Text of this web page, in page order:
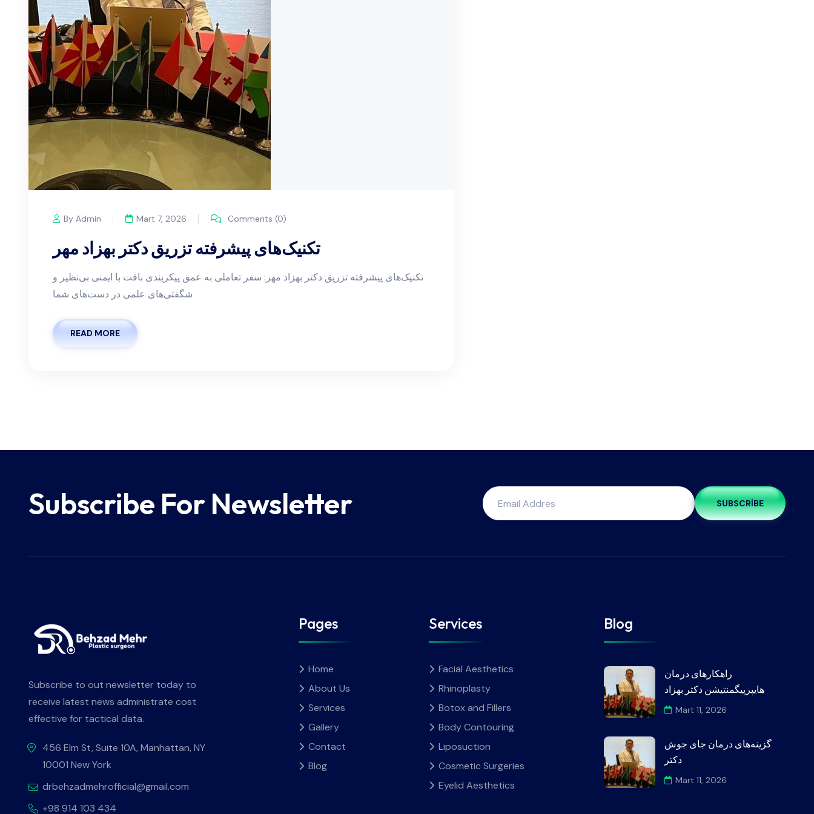
By Admin Mart 7, 2026 Comments (0)
تکنیک‌های پیشرفته تزریق دکتر بهزاد مهر
تکنیک‌های پیشرفته تزریق دکتر بهزاد مهر: سفر تعاملی به عمق پیکربندی بافت با ایمنی بی‌نظیر و
شگفتی‌های علمی در دست‌های شما
READ MORE
Subscribe For Newsletter SUBSCRIBE
Subscribe to out newsletter today to
receive latest news administrate cost
effective for tactical data.
456 Elm St, Suite 10A, Manhattan, NY
10001 New York
drbehzadmehrofficial@gmail.com
+98 914 103 434
Pages
Home
About Us
Services
Gallery
Contact
Blog
Services
Facial Aesthetics
Rhinoplasty
Botox and Fillers
Body Contouring
Liposuction
Cosmetic Surgeries
Eyelid Aesthetics
Blog
راهکارهای درمان
هایپرپیگمنتیشن دکتر بهزاد
Mart 11, 2026
گزینه‌های درمان جای جوش
دکتر
Mart 11, 2026